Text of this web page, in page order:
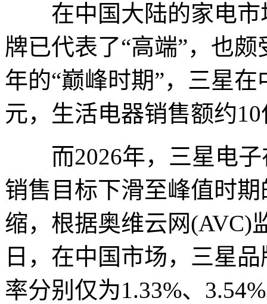
在中国大陆的家电市
牌已代表了“高端”，也
年的“巅峰时期”，三星
元，生活电器销售额约
而2026年，三星电子
销售目标下滑至峰值时
缩，根据奥维云网(AVC)
日，在中国市场，三星
率分别仅为1.33%、